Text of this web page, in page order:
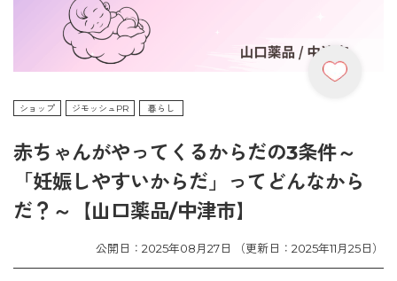
ショップ ジモッシュPR 暮らし
赤ちゃんがやってくるからだの3条件～
「妊娠しやすいからだ」ってどんなから
だ？～【山口薬品/中津市】
公開日：2025年08月27日 （更新日：2025年11月25日）